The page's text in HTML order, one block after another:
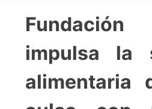
impulsa la
alimentaria